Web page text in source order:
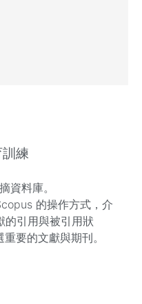
練
資料庫。
的操作方式，介
的引用與被引用狀
要的文獻與期刊。